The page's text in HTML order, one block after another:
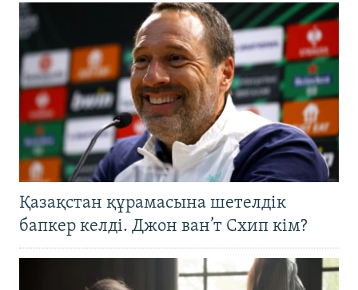
Қазақстан құрамасына шетелдік
бапкер келді. Джон ван’т Схип кім?